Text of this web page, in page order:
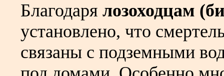
Благодаря лозоходцам
установлено, что
связаны с подземными